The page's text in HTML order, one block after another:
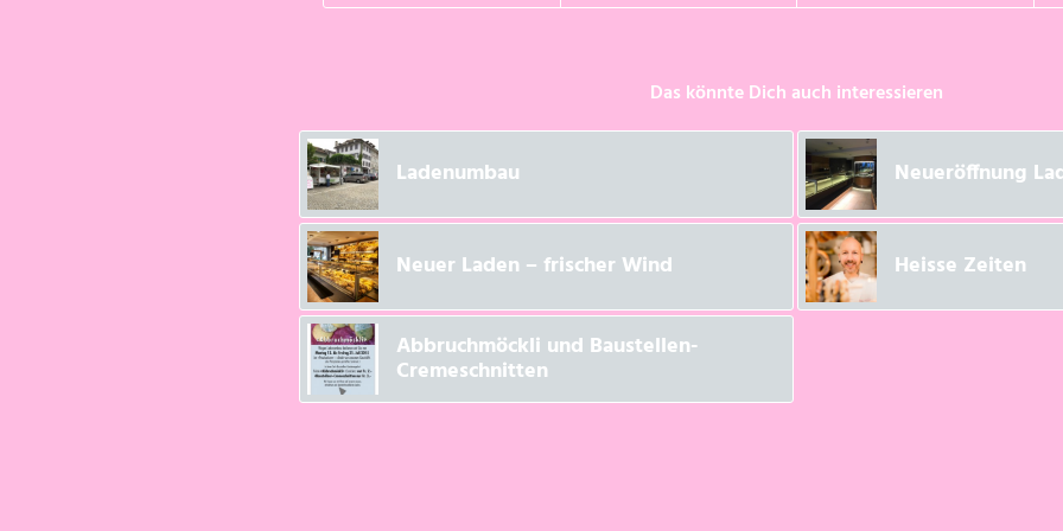
Das könnte Dich auch interessieren
Ladenumbau Neueröffnung
Neuer Laden – frischer Wind Heisse Zeiten
Abbruchmöckli und Baustellen-
Cremeschnitten